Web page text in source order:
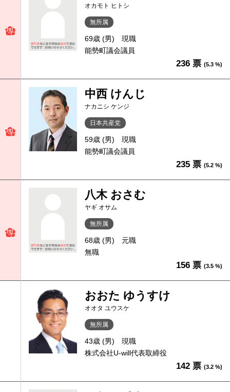
オカモト ヒトシ
無所属
69歳 (男)
現職
能勢町議会議員
236 票 (5.3 %)
中西 けんじ
ナカニシ ケンジ
日本共産党
59歳 (男)
現職
能勢町議会議員
235 票 (5.2 %)
八木 おさむ
ヤギ オサム
無所属
68歳 (男)
元職
無職
156 票 (3.5 %)
おおた ゆうすけ
オオタ ユウスケ
無所属
43歳 (男)
現職
株式会社U-will代表取締役
142 票 (3.2 %)